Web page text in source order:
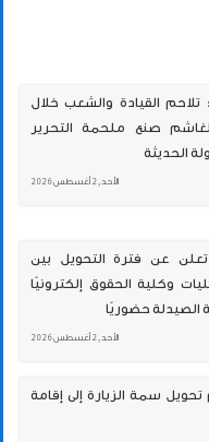
تلاحم القيادة والشعب خلال
صنع ملحمة التحرير
الحديثة
الأحد , 2 أغسطس 2026
عن فترة التحويل بين
وكلية الحقوق إلكترونيًا
الصيدلة حضوريًا
الأحد , 2 أغسطس 2026
تحويل سمة الزيارة إلى إقامة